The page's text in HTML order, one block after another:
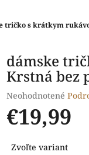
tričko s krátkym
dámske
Krstná bez
Priemerné
hodnotenie
produktu
0,0
Neohodnotené
€19,99
cena:
Zvoľte variant